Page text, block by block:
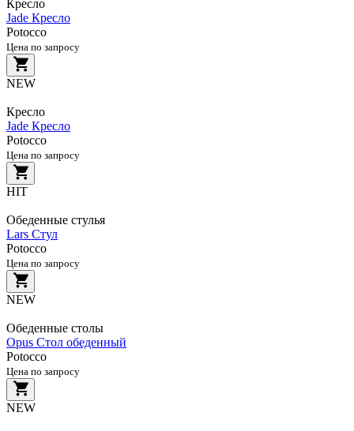
Кресло
Jade Кресло
Potocco
Цена по запросу
NEW
Кресло
Jade Кресло
Potocco
Цена по запросу
HIT
Обеденные стулья
Lars Стул
Potocco
Цена по запросу
NEW
Обеденные столы
Opus Стол обеденный
Potocco
Цена по запросу
NEW